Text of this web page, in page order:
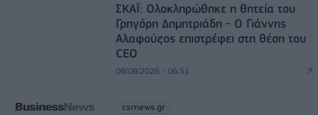
ΣΚΑΪ: Ολοκληρώθηκε η θητεία του
Γρηγόρη Δημητριάδη - Ο Γιάννης
Αλαφούζος επιστρέφει στη θέση του
CEO
08/08/2026 - 06:51
csrnews.gr